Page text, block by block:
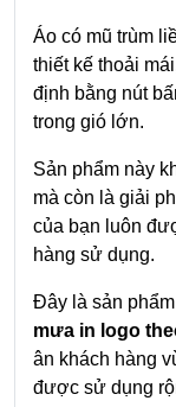
Áo có mũ trùm
thiết kế thoải
định bằng nút
trong gió lớn.
Sản phẩm này
mà còn là giải
của bạn luôn
hàng sử dụng.
Đây là sản
mưa in logo
ân khách hàng
được sử dụng